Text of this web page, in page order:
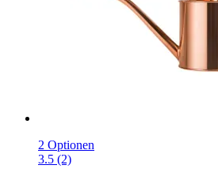
2 Optionen
3.5 (2)